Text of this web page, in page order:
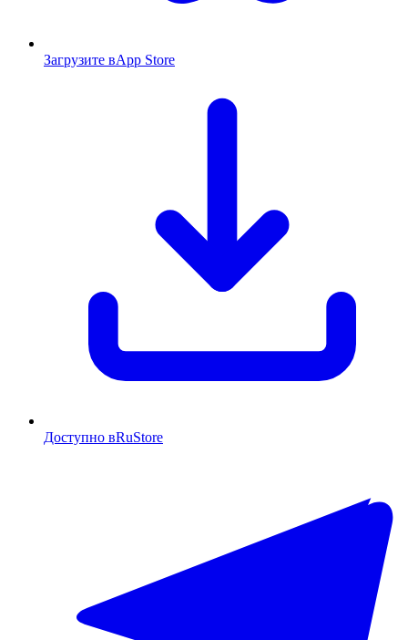
Загрузите вApp Store
Доступно вRuStore